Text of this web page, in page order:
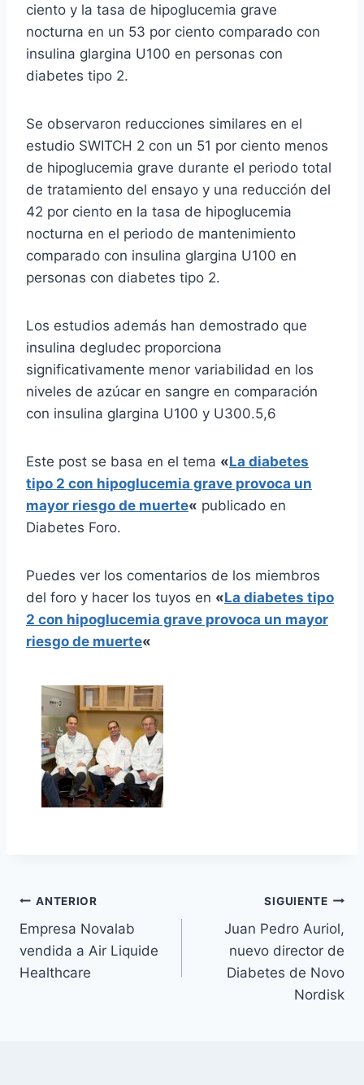
ciento y la tasa de hipoglucemia grave
nocturna en un 53 por ciento comparado con
insulina glargina U100 en personas con
diabetes tipo 2.
Se observaron reducciones similares en el
estudio SWITCH 2 con un 51 por ciento menos
de hipoglucemia grave durante el periodo total
de tratamiento del ensayo y una reducción del
42 por ciento en la tasa de hipoglucemia
nocturna en el periodo de mantenimiento
comparado con insulina glargina U100 en
personas con diabetes tipo 2.
Los estudios además han demostrado que
insulina degludec proporciona
significativamente menor variabilidad en los
niveles de azúcar en sangre en comparación
con insulina glargina U100 y U300.5,6
Este post se basa en el tema «La diabetes
tipo 2 con hipoglucemia grave provoca un
mayor riesgo de muerte« publicado en
Diabetes Foro.
Puedes ver los comentarios de los miembros
del foro y hacer los tuyos en «La diabetes tipo
2 con hipoglucemia grave provoca un mayor
riesgo de muerte«
Navegación
de
entradas
ANTERIOR
Empresa Novalab
vendida a Air Liquide
Healthcare
SIGUIENTE
Juan Pedro Auriol,
nuevo director de
Diabetes de Novo
Nordisk